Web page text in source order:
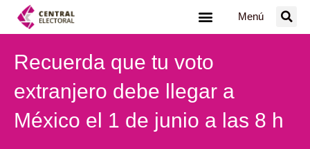
Menú
Recuerda que tu voto
extranjero debe llegar a
México el 1 de junio a las 8 h